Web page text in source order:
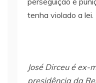
tenha violado a lei.
José Dirceu é ex-
presidência da